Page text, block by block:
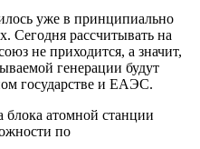
уже в принципиально
Сегодня рассчитывать на
не приходится, а значит,
генерации будут
государстве и ЕАЭС.
блока атомной станции
по